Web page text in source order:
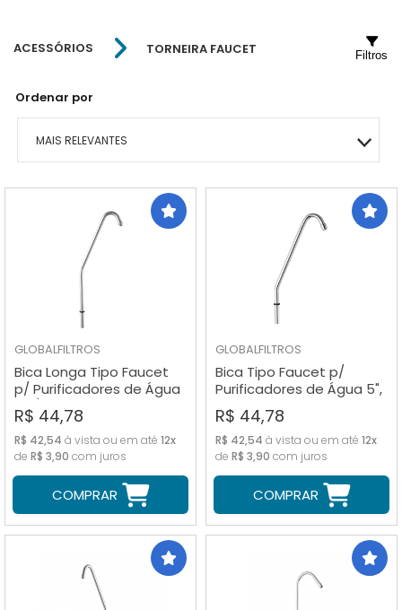
ACESSÓRIOS TORNEIRA FAUCET
Ordenar por
MAIS RELEVANTES
MAIS VENDIDOS
MENOR PREÇO
MAIOR PREÇO
Filtros
GLOBALFILTROS
Bica Longa Tipo Faucet
p/ Purificadores de Água
9.3/4", 10"
R$ 44,78
R$ 42,54 à vista ou em até 12x
de R$ 3,90 com juros
COMPRAR
GLOBALFILTROS
Bica Tipo Faucet p/
Purificadores de Água 5",
7" e Smart
R$ 44,78
R$ 42,54 à vista ou em até 12x
de R$ 3,90 com juros
COMPRAR